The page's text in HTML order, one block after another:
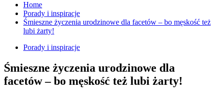
Home
Porady i inspiracje
Śmieszne życzenia urodzinowe dla facetów – bo męskość też
lubi żarty!
Porady i inspiracje
Śmieszne życzenia urodzinowe dla
facetów – bo męskość też lubi żarty!